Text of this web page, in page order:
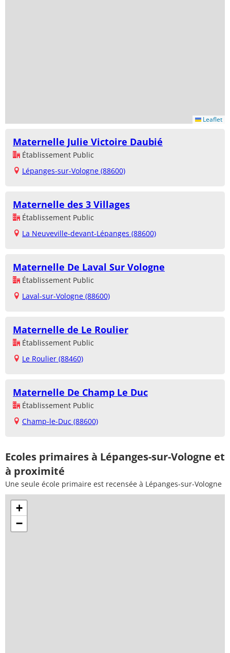
Leaflet
Maternelle Julie Victoire Daubié
Établissement Public
Lépanges-sur-Vologne (88600)
Maternelle des 3 Villages
Établissement Public
La Neuveville-devant-Lépanges (88600)
Maternelle De Laval Sur Vologne
Établissement Public
Laval-sur-Vologne (88600)
Maternelle de Le Roulier
Établissement Public
Le Roulier (88460)
Maternelle De Champ Le Duc
Établissement Public
Champ-le-Duc (88600)
Ecoles primaires à Lépanges-sur-Vologne et
à proximité
Une seule école primaire est recensée à Lépanges-sur-Vologne
+
−